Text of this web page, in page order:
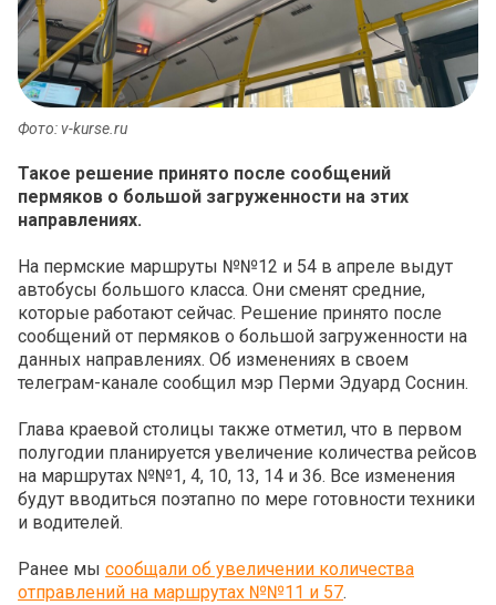
Фото: v-kurse.ru
Такое решение принято после сообщений
пермяков о большой загруженности на этих
направлениях.
На пермские маршруты №№12 и 54 в апреле выдут
автобусы большого класса. Они сменят средние,
которые работают сейчас. Решение принято после
сообщений от пермяков о большой загруженности на
данных направлениях. Об изменениях в своем
телеграм-канале сообщил мэр Перми Эдуард Соснин.
Глава краевой столицы также отметил, что в первом
полугодии планируется увеличение количества рейсов
на маршрутах №№1, 4, 10, 13, 14 и 36. Все изменения
будут вводиться поэтапно по мере готовности техники
и водителей.
Ранее мы сообщали об увеличении количества
отправлений на маршрутах №№11 и 57.